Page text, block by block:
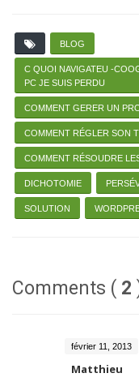
BLOG
C QUOI NAVIGATEU -
PC JE SUIS PERDU
COMMENT GERER UN
COMMENT RÉGLER SON
COMMENT RÉSOUDRE
DICHOTOMIE
SOLUTION
Comments ( 2
février 11, 2013
Matthieu